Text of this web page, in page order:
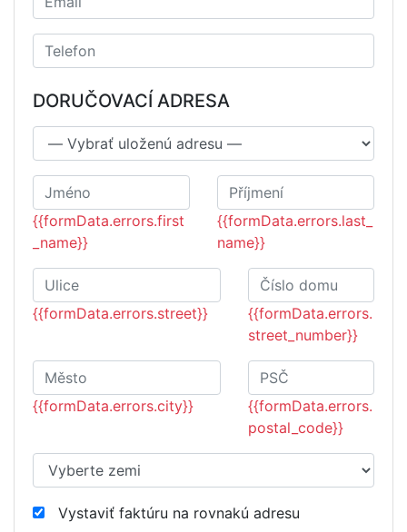
DORUČOVACÍ ADRESA
{{formData.errors.first
_name}}
{{formData.errors.last_
name}}
{{formData.errors.street}}
{{formData.errors.
street_number}}
{{formData.errors.city}}
{{formData.errors.
postal_code}}
Vystaviť faktúru na rovnakú adresu